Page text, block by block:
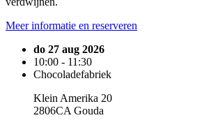
Meer informatie en reserveren
do 27 aug 2026
10:00 - 11:30
Chocoladefabriek
Klein Amerika 20
2806CA Gouda